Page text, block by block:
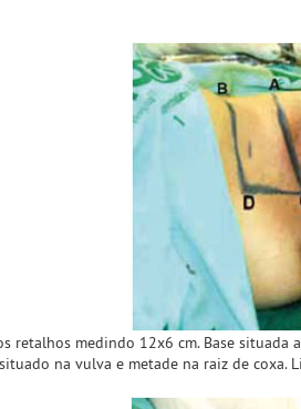
retalhos medindo 12x6 cm. Base
na vulva e metade na raiz de coxa.